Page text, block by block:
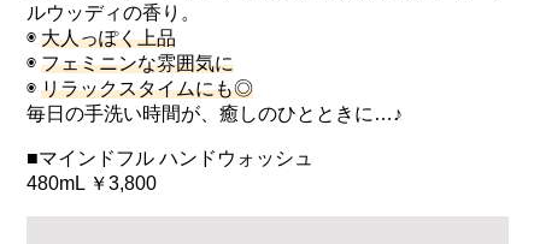
ルウッディの香り。
◉大人っぽく上品
◉フェミニンな雰囲気に
◉リラックスタイムにも◎
毎日の手洗い時間が、癒しのひとときに…♪
■マインドフル ハンドウォッシュ
480mL ￥3,800